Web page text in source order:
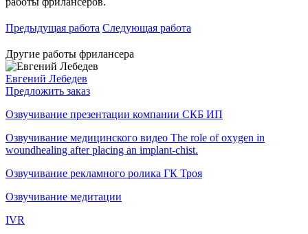
Предыдущая работа Следующая работа
Другие работы фрилансера
Евгений Лебедев
Предложить заказ
Озвучивание презентации компании СКБ ИП
Озвучивание медицинского видео The role of oxygen in
woundhealing after placing an implant-chist.
Озвучивание рекламного ролика ГК Троя
Озвучивание медитации
IVR